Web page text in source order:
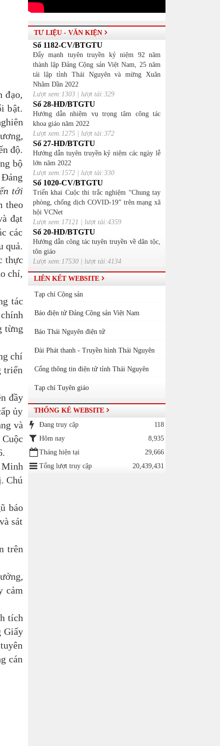
đạo,
bật.
độ.
bộ
tới
theo
đạt
các
quả.
thực
chí,
tác
từng
chí
triển
đầy
ủy
và
Minh
Chú
báo
sát
trên
cảm
tích
Giấy
cán
TƯ LIỆU - VĂN KIỆN
Số 1182-CV/BTGTU
Đẩy mạnh tuyên truyền kỷ niệm 92 năm
thành lập Đảng Cộng sản Việt Nam, 25 năm
tái lập tỉnh Thái Nguyên và mừng Xuân
Nhâm Dần 2022
Lượt xem:1303 | lượt tải:329
Số 28-HD/BTGTU
Hướng dẫn nhiệm vụ trọng tâm công tác
khoa giáo năm 2022
Lượt xem:1275 | lượt tải:372
Số 27-HD/BTGTU
Hướng dẫn tuyên truyền kỷ niệm các ngày lễ
lớn năm 2022
Lượt xem:1572 | lượt tải:330
Số 1020-CV/BTGTU
Triển khai Cuộc thi trắc nghiệm “Chung tay
phòng, chống dịch COVID-19” trên mạng xã
hội VCNet
Lượt xem:17121 | lượt tải:4359
Số 20-HD/BTGTU
Hướng dẫn công tác tuyên truyền về dân tộc,
tôn giáo
Lượt xem:17530 | lượt tải:4134
LIÊN KẾT WEBSITE
Tạp chí Cộng sản
Báo điện tử Đảng Cộng sản Việt Nam
Báo Thái Nguyên điện tử
Đài Phát thanh - Truyền hình Thái Nguyên
Cổng thông tin điện tử tỉnh Thái Nguyên
Tạp chí Tuyên giáo
THỐNG KÊ WEBSITE
Đang truy cập
118
Hôm nay
8,935
Tháng hiện tại
29,666
Tổng lượt truy cập
20,439,431